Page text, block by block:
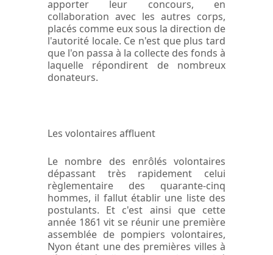
apporter leur concours, en
collaboration avec les autres corps,
placés comme eux sous la direction de
l'autorité locale. Ce n'est que plus tard
que l'on passa à la collecte des fonds à
laquelle répondirent de nombreux
donateurs.
Les volontaires affluent
Le nombre des enrôlés volontaires
dépassant très rapidement celui
règlementaire des quarante-cinq
hommes, il fallut établir une liste des
postulants. Et c'est ainsi que cette
année 1861 vit se réunir une première
assemblée de pompiers volontaires,
Nyon étant une des premières villes à